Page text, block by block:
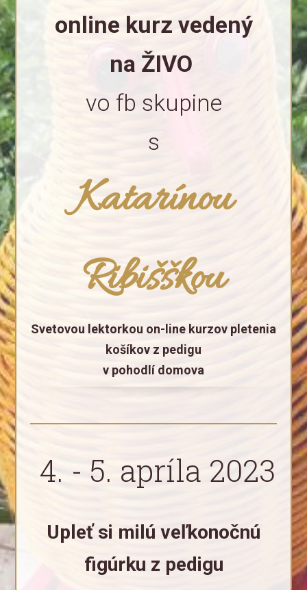
online kurz vedený
na ŽIVO
vo fb skupine
s
Katarínou
Ribišškou
Svetovou lektorkou on-line kurzov pletenia
košíkov z pedigu
v pohodlí domova
4. - 5. apríla 2023
Upleť si milú veľkonočnú
figúrku z pedigu